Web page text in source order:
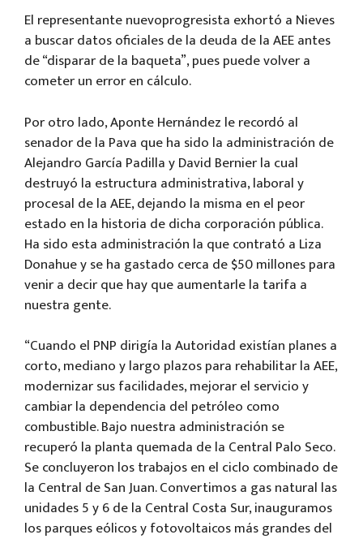
El representante nuevoprogresista exhortó a Nieves
a buscar datos oficiales de la deuda de la AEE antes
de “disparar de la baqueta”, pues puede volver a
cometer un error en cálculo.
Por otro lado, Aponte Hernández le recordó al
senador de la Pava que ha sido la administración de
Alejandro García Padilla y David Bernier la cual
destruyó la estructura administrativa, laboral y
procesal de la AEE, dejando la misma en el peor
estado en la historia de dicha corporación pública.
Ha sido esta administración la que contrató a Liza
Donahue y se ha gastado cerca de $50 millones para
venir a decir que hay que aumentarle la tarifa a
nuestra gente.
“Cuando el PNP dirigía la Autoridad existían planes a
corto, mediano y largo plazos para rehabilitar la AEE,
modernizar sus facilidades, mejorar el servicio y
cambiar la dependencia del petróleo como
combustible. Bajo nuestra administración se
recuperó la planta quemada de la Central Palo Seco.
Se concluyeron los trabajos en el ciclo combinado de
la Central de San Juan. Convertimos a gas natural las
unidades 5 y 6 de la Central Costa Sur, inauguramos
los parques eólicos y fotovoltaicos más grandes del